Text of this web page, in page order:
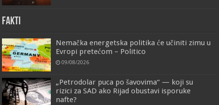
FAKTI
Nemačka energetska politika će učiniti zimu u
Evropi pretećom – Politico
09/08/2026
„Petrodolar puca po šavovima“ — koji su
rizici za SAD ako Rijad obustavi isporuke
nafte?